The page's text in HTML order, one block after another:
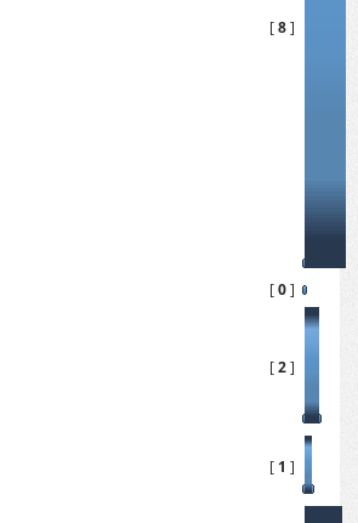
[8]
[0]
[2]
[ 1 ]